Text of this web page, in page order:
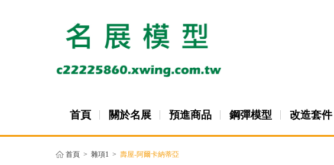
首頁 關於名展 預進商品 鋼彈模型 改造套件
首頁 > 雜項1 > 壽屋-阿爾卡納蒂亞